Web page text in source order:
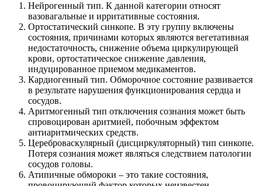
Нейрогенный тип. К данной категории относят
вазовагальные и ирритативные состояния.
Ортостатический синкопе. В эту группу включены
состояния, причинами которых являются вегетативная
недостаточность, снижение объема циркулирующей
крови, ортостатическое снижение давления,
индуцированное приемом медикаментов.
Кардиогенный тип. Обморочное состояние развивается
в результате нарушения функционирования сердца и
сосудов.
Аритмогенный тип отключения сознания может быть
спровоцирован аритмией, побочным эффектом
антиаритмических средств.
Цереброваскулярный (дисциркуляторный) тип синкопе.
Потеря сознания может являться следствием патологии
сосудов головы.
Атипичные обмороки – это такие состояния,